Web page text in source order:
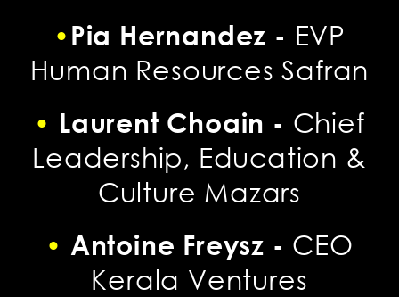
•Pia Hernandez - EVP
Human Resources Safran
• Laurent Choain - Chief
Leadership, Education &
Culture Mazars
• Antoine Freysz - CEO
Kerala Ventures